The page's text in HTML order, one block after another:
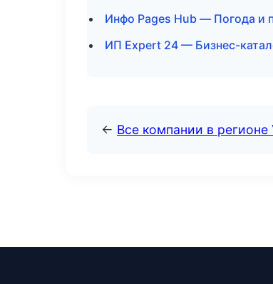
Инфо Pages Hub — Погода и
ИП Expert 24 — Бизнес-
← Все компании в